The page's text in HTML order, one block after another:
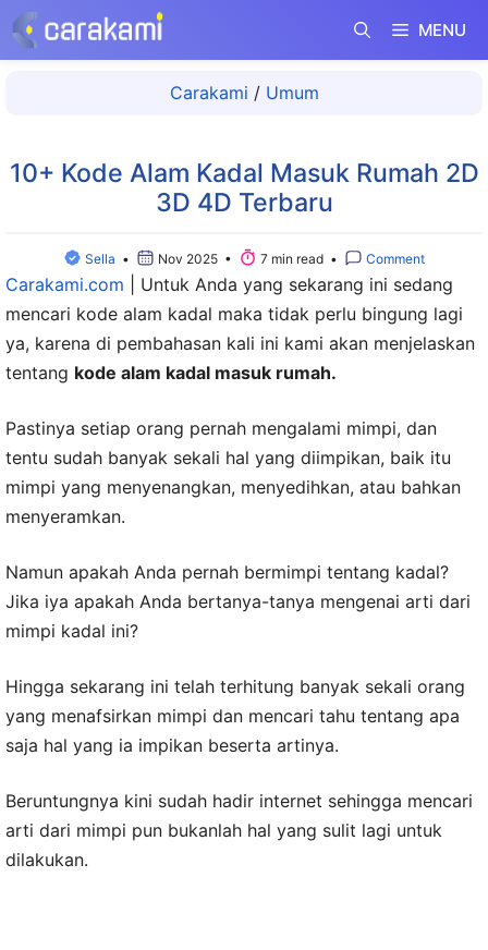
Langsung
ke
MENU
Carakami / Umum
10+ Kode Alam Kadal Masuk Rumah 2D
3D 4D Terbaru
Sella • Nov 2025 • 7 min read • Comment
Carakami.com
Untuk Anda yang sekarang ini sedang
mencari kode alam kadal maka tidak perlu bingung lagi
ya, karena di pembahasan kali ini kami akan menjelaskan
tentang kode alam kadal masuk rumah.
Pastinya setiap orang pernah mengalami mimpi, dan
tentu sudah banyak sekali hal yang diimpikan, baik itu
mimpi yang menyenangkan, menyedihkan, atau bahkan
menyeramkan.
Namun apakah Anda pernah bermimpi tentang kadal?
Jika iya apakah Anda bertanya-tanya mengenai arti dari
mimpi kadal ini?
Hingga sekarang ini telah terhitung banyak sekali orang
yang menafsirkan mimpi dan mencari tahu tentang apa
saja hal yang ia impikan beserta artinya.
Beruntungnya kini sudah hadir internet sehingga mencari
arti dari mimpi pun bukanlah hal yang sulit lagi untuk
dilakukan.